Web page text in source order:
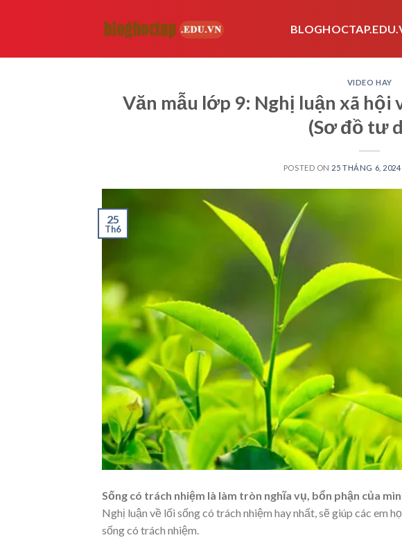
VIDEO HAY
Văn mẫu lớp 9: Nghị luận xã hội
(Sơ đồ tư
POSTED ON 25 THÁNG 6, 2024
25
Th6
Sống có trách nhiệm là làm tròn nghĩa vụ, bổn phận của
Nghị luận về lối sống có trách nhiệm hay nhất, sẽ giúp các em
sống có trách nhiệm.